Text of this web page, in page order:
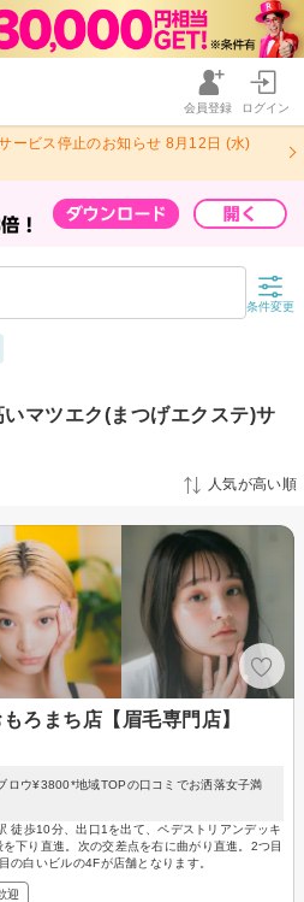
会員登録 ログイン
ービス停止のお知らせ 8月12日 (水)
条件変更
マツエク(まつげエクステ)サ
人気が高い順
ろまち店【眉毛専門店】
ロウ¥3800*地域TOPの口コミでお洒落女子満
徒歩10分、出口1を出て、ペデストリアンデッキ
下り直進。次の交差点を右に曲がり直進。2つ目
の白いビルの4Fが店舗となります。
迎